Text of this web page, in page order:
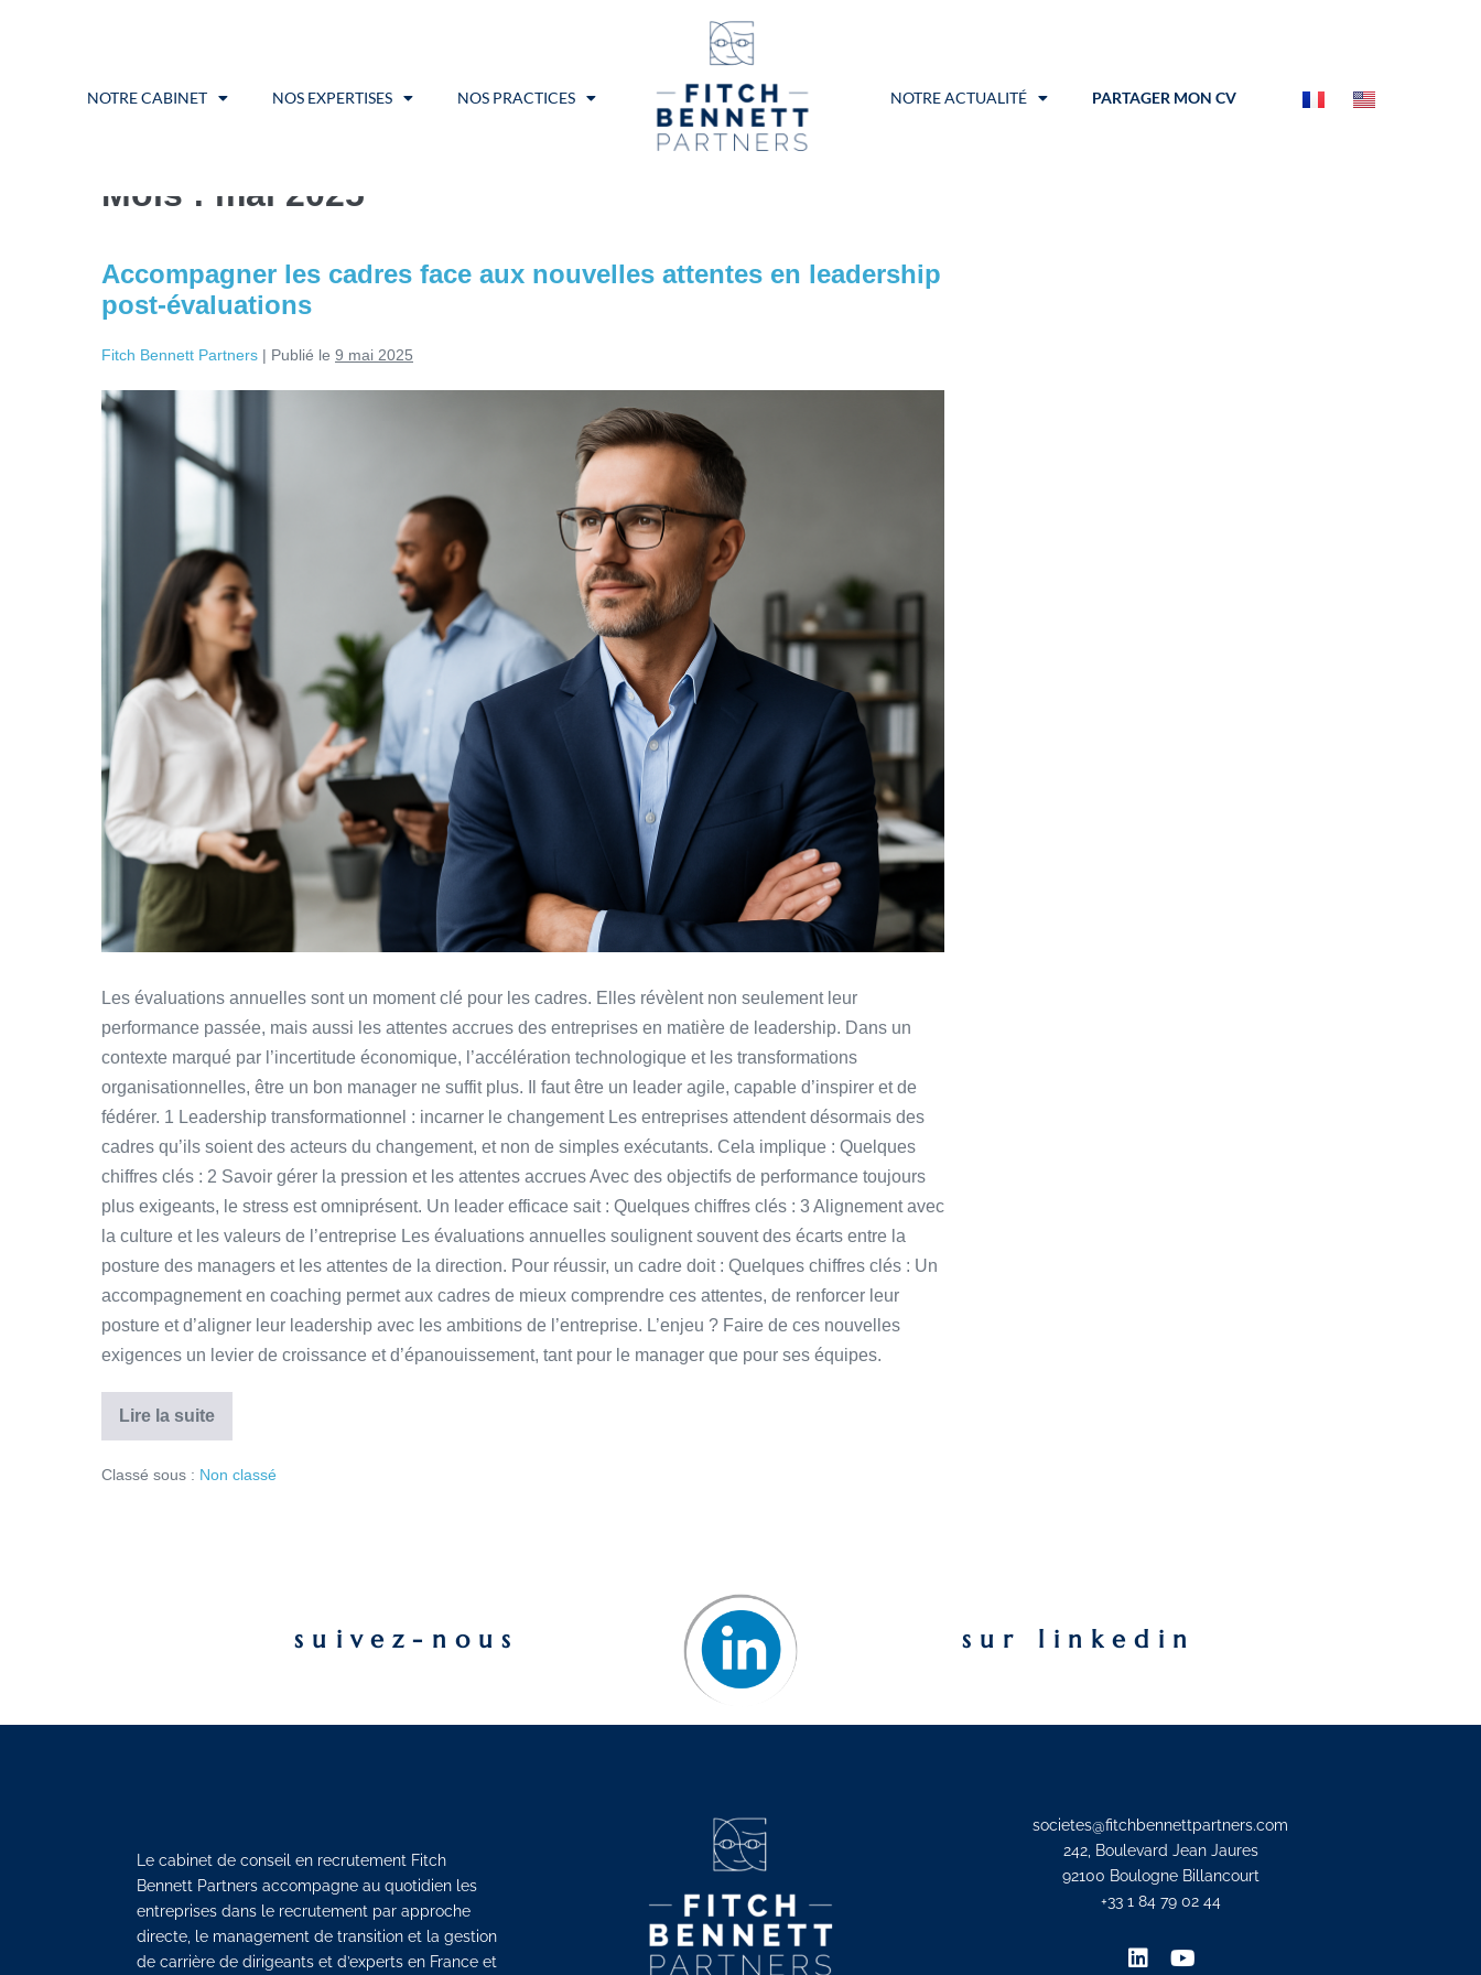
NOTRE CABINET NOS EXPERTISES NOS PRACTICES NOTRE ACTUALITÉ PARTAGER MON CV
Mois : mai 2025
Accompagner les cadres face aux nouvelles attentes en leadership
post-évaluations
Fitch Bennett Partners | Publié le 9 mai 2025
Les évaluations annuelles sont un moment clé pour les cadres. Elles révèlent non seulement leur
performance passée, mais aussi les attentes accrues des entreprises en matière de leadership. Dans un
contexte marqué par l’incertitude économique, l’accélération technologique et les transformations
organisationnelles, être un bon manager ne suffit plus. Il faut être un leader agile, capable d’inspirer et de
fédérer. 1️ Leadership transformationnel : incarner le changement Les entreprises attendent désormais des
cadres qu’ils soient des acteurs du changement, et non de simples exécutants. Cela implique : Quelques
chiffres clés : 2️ Savoir gérer la pression et les attentes accrues Avec des objectifs de performance toujours
plus exigeants, le stress est omniprésent. Un leader efficace sait : Quelques chiffres clés : 3️ Alignement avec
la culture et les valeurs de l’entreprise Les évaluations annuelles soulignent souvent des écarts entre la
posture des managers et les attentes de la direction. Pour réussir, un cadre doit : Quelques chiffres clés : Un
accompagnement en coaching permet aux cadres de mieux comprendre ces attentes, de renforcer leur
posture et d’aligner leur leadership avec les ambitions de l’entreprise. L’enjeu ? Faire de ces nouvelles
exigences un levier de croissance et d’épanouissement, tant pour le manager que pour ses équipes.
Lire la suite
Classé sous : Non classé
suivez-nous sur linkedin
Le cabinet de conseil en recrutement Fitch
Bennett Partners accompagne au quotidien les
entreprises dans le recrutement par approche
directe, le management de transition et la gestion
de carrière de dirigeants et d’experts en France et
societes@fitchbennettpartners.com
242, Boulevard Jean Jaures
92100 Boulogne Billancourt
+33 1 84 79 02 44